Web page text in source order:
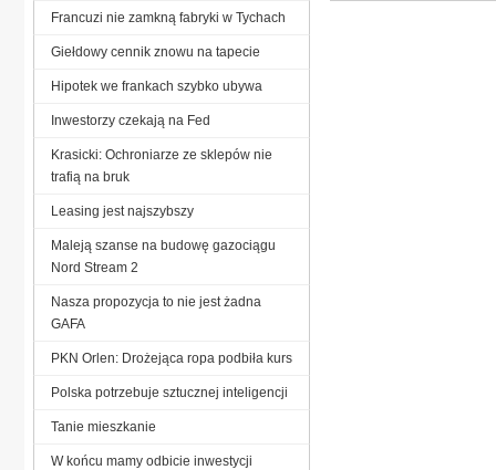
Francuzi nie zamkną fabryki w Tychach
Giełdowy cennik znowu na tapecie
Hipotek we frankach szybko ubywa
Inwestorzy czekają na Fed
Krasicki: Ochroniarze ze sklepów nie
trafią na bruk
Leasing jest najszybszy
Maleją szanse na budowę gazociągu
Nord Stream 2
Nasza propozycja to nie jest żadna
GAFA
PKN Orlen: Drożejąca ropa podbiła kurs
Polska potrzebuje sztucznej inteligencji
Tanie mieszkanie
W końcu mamy odbicie inwestycji